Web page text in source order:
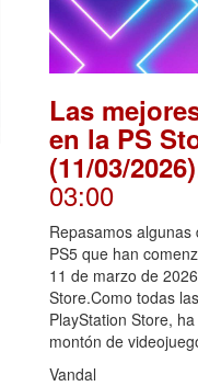
Las
en la PS
(11/03/2026)
03:00
Repasamos
PS5 que han
11 de marzo de
Store.Como todas
PlayStation Store,
montón de
Vandal